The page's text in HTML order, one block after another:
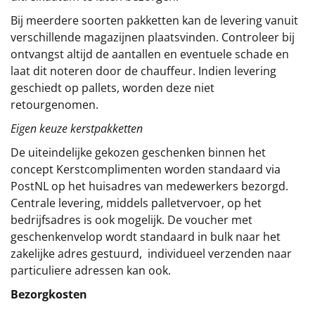
Bij meerdere soorten pakketten kan de levering vanuit
verschillende magazijnen plaatsvinden. Controleer bij
ontvangst altijd de aantallen en eventuele schade en
laat dit noteren door de chauffeur. Indien levering
geschiedt op pallets, worden deze niet
retourgenomen.
Eigen keuze kerstpakketten
De uiteindelijke gekozen geschenken binnen het
concept Kerstcomplimenten worden standaard via
PostNL op het huisadres van medewerkers bezorgd.
Centrale levering, middels palletvervoer, op het
bedrijfsadres is ook mogelijk. De voucher met
geschenkenvelop wordt standaard in bulk naar het
zakelijke adres gestuurd, individueel verzenden naar
particuliere adressen kan ook.
Bezorgkosten